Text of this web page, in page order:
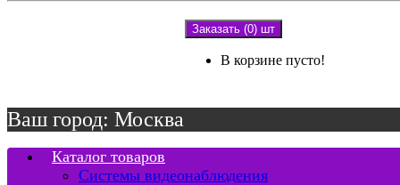
Заказать (0) шт
В корзине пусто!
Ваш город: Москва
Каталог товаров
Системы видеонаблюдения